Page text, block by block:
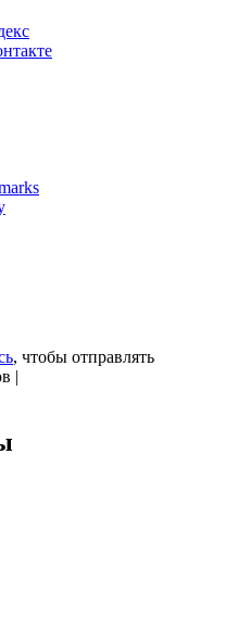
, чтобы отправлять
|